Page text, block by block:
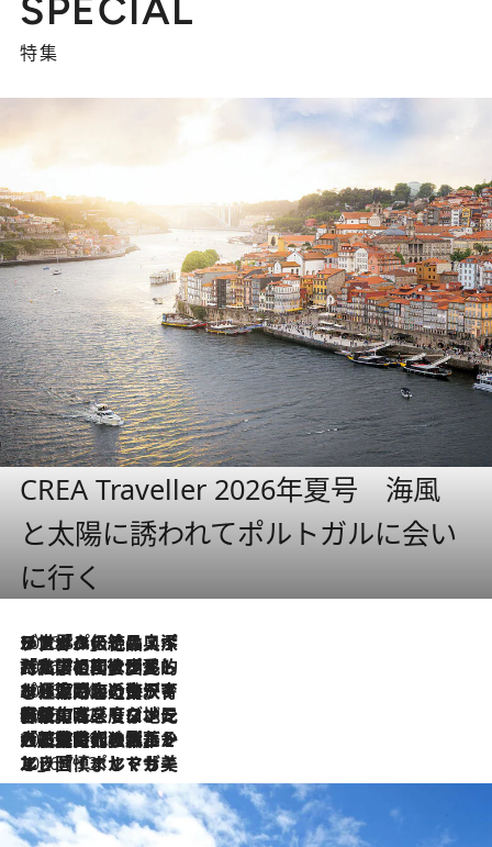
特集
CREA Traveller 2026年夏号 海風
と太陽に誘われてポルトガルに会い
に行く
2026.8.8
リスボンの絶品スイーツ「パステル・デ・ナタ」とは？ポルトガル伝統の奥深い世界へ
2026.7.27
「私の祖国はポルトガル語です」国民的詩人フェルナンド・ペソアと、彼が愛した文学の街を歩く
2026.7.26
ポルトガル近海が育む極上の海の幸。キリリと冷えた白ワインと愉しむ、シーフード専門店の贅沢
2026.7.22
伝統の味をモダンに昇華。高感度な地元客が集う、リスボンの最旬ガストロノミー
2026.7.21
大航海時代の栄華から、震災、独裁、そして革命へ。ポルトガル・首都リスボンの石畳に刻まれた「歴史の光と影」
2026.7.13
エッセイ・ヤマザキマリ「慎ましくも美しき国 ポルトガル」